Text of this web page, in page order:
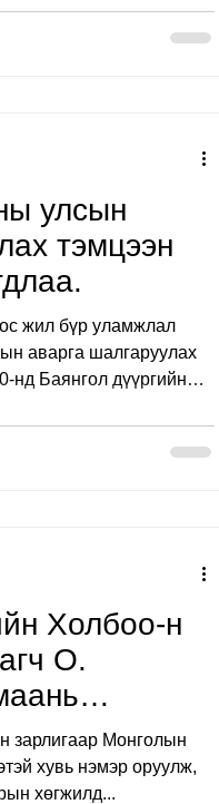
хичээллэж буй
бүрдсэн 60
Холбо
улсын
тэмцээн
жил бүр уламжлал
аварга шалгаруулах
нд Баянгол дүүргийн
гаруй байгууллага,
залуучууд, насанд
Холбоо-н
О.
зарлигаар Монголын
хувь нэмэр оруулж,
хөгжилд...